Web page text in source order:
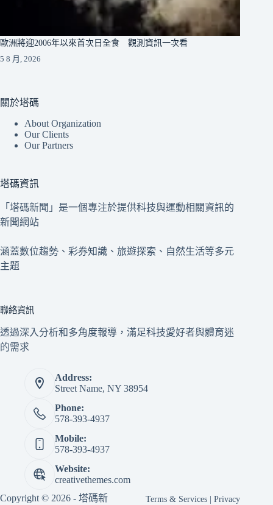
歐洲將迎2006年以來首次日全食 觀測資訊一次看
5 8 月, 2026
關於塔碼
About Organization
Our Clients
Our Partners
塔碼資訊
「塔碼新聞」是一個專注於提供科技與運動相關資訊的
新聞網站
涵蓋數位趨勢、彩券知識、旅遊探索、自然生活等多元
主題
聯絡資訊
透過深入分析和多角度報導，滿足科技愛好者與體育迷
的需求
Address:
Street Name, NY 38954
Phone:
578-393-4937
Mobile:
578-393-4937
Website:
creativethemes.com
Copyright © 2026 - 塔碼新
Terms & Services |Privacy